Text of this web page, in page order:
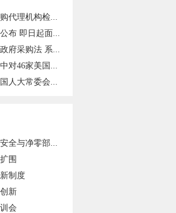
代理机构检...
布 即日起面...
府采购法 系...
对46家美国...
人大常委会...
全与净零部...
围
制度
新
会